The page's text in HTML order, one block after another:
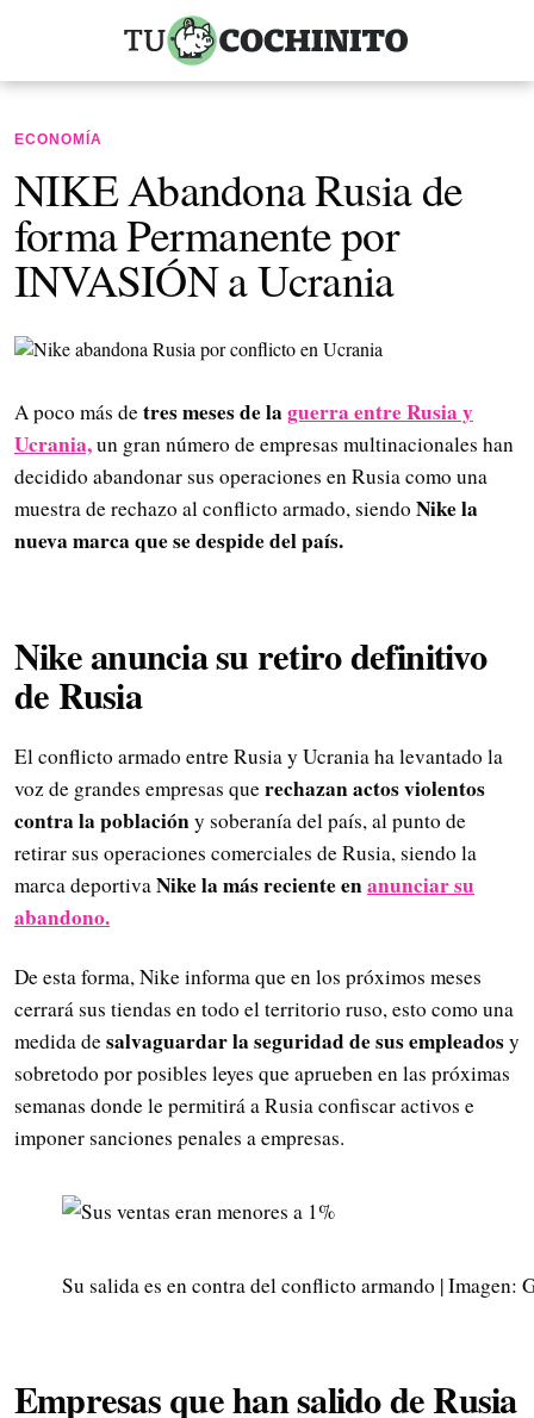
ECONOMÍA
NIKE Abandona Rusia de
forma Permanente por
INVASIÓN a Ucrania
A poco más detres meses de la guerra entre Rusia y
Ucrania,un gran número de empresas multinacionales han
decidido abandonar sus operaciones en Rusia como una
muestra de rechazo al conflicto armado, siendo Nike la
nueva marca que se despide del país.
Nike anuncia su retiro definitivo
de Rusia
El conflicto armado entre Rusia y Ucrania ha levantado la
voz de grandes empresas querechazan actos violentos
contra la poblacióny soberanía del país, al punto de
retirar sus operaciones comerciales de Rusia, siendo la
marca deportivaNike la más reciente enanunciar su
abandono.
De esta forma, Nike informa que en los próximos meses
cerrará sus tiendas en todo el territorio ruso, esto como una
medida desalvaguardar la seguridad de sus empleadosy
sobretodo por posibles leyes que aprueben en las próximas
semanas donde le permitirá a Rusia confiscar activos e
imponer sanciones penales a empresas.
Su salida es en contra del conflicto armando | Imagen:
Empresas que han salido de Rusia